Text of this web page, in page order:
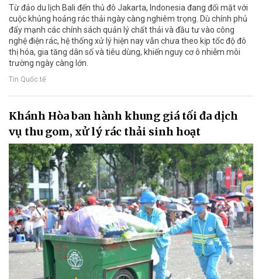
Từ đảo du lịch Bali đến thủ đô Jakarta, Indonesia đang đối mặt với
cuộc khủng hoảng rác thải ngày càng nghiêm trọng. Dù chính phủ
đẩy mạnh các chính sách quản lý chất thải và đầu tư vào công
nghệ điện rác, hệ thống xử lý hiện nay vẫn chưa theo kịp tốc độ đô
thị hóa, gia tăng dân số và tiêu dùng, khiến nguy cơ ô nhiễm môi
trường ngày càng lớn.
Tin Quốc tế
Khánh Hòa ban hành khung giá tối đa dịch
vụ thu gom, xử lý rác thải sinh hoạt